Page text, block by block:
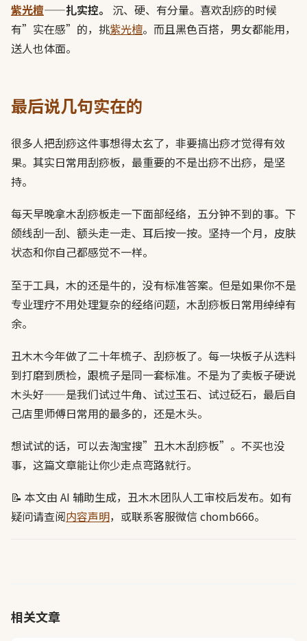
紫光檀——扎实控。
沉、硬、有分量。喜欢刮痧的时候
有”实在感”的，挑紫光檀。而且黑色百搭，男女都能用，
送人也体面。
最后说几句实在的
很多人把刮痧这件事想得太玄了，非要搞出痧才觉得有效
果。其实日常用刮痧板，最重要的不是出痧不出痧，是坚
持。
每天早晚拿木刮痧板走一下面部经络，五分钟不到的事。下
颌线刮一刮、额头走一走、耳后按一按。坚持一个月，皮肤
状态和你自己都感觉不一样。
至于工具，木的还是牛的，没有标准答案。但是如果你不是
专业理疗不用处理复杂的经络问题，木刮痧板日常用绰绰有
余。
丑木木今年做了二十年梳子、刮痧板了。每一块板子从选料
到打磨到质检，跟梳子是同一套标准。不是为了卖板子硬说
木头好——是我们试过牛角、试过玉石、试过砭石，最后自
己店里师傅日常用的最多的，还是木头。
想试试的话，可以去淘宝搜”丑木木刮痧板”。不买也没
事，这篇文章能让你少走点弯路就行。
📝 本文由 AI 辅助生成，丑木木团队人工审校后发布。如有
疑问请查阅内容声明，或联系客服微信 chomb666。
相关文章